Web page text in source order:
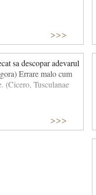
>>>
sa descopar adevarul
Errare malo cum
(Cicero, Tusculanae
>>>